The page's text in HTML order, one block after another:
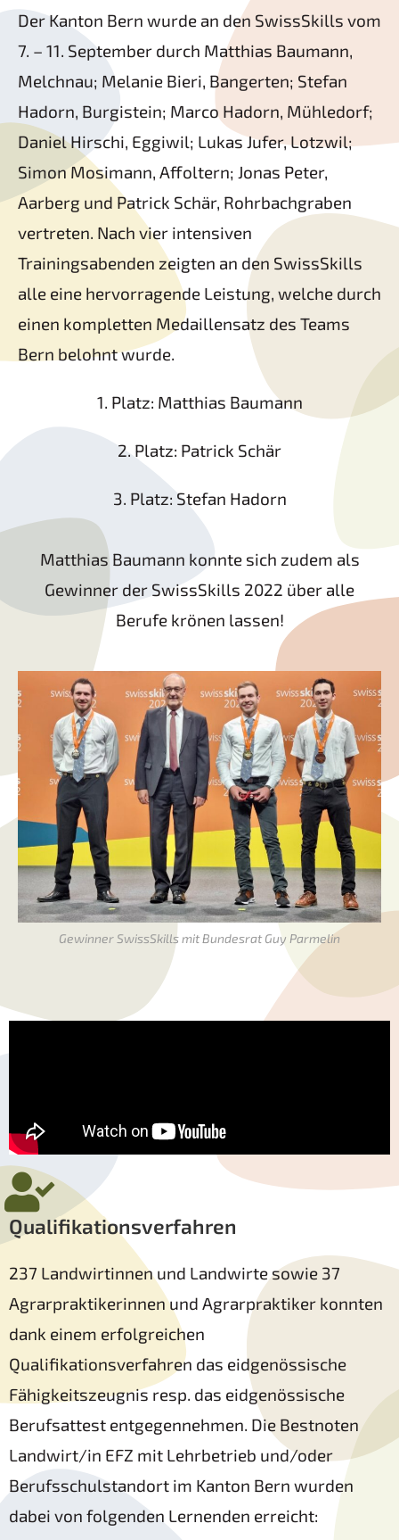
Der Kanton Bern wurde an den SwissSkills vom
7. – 11. September durch Matthias Baumann,
Melchnau; Melanie Bieri, Bangerten; Stefan
Hadorn, Burgistein; Marco Hadorn, Mühledorf;
Daniel Hirschi, Eggiwil; Lukas Jufer, Lotzwil;
Simon Mosimann, Affoltern; Jonas Peter,
Aarberg und Patrick Schär, Rohrbachgraben
vertreten. Nach vier intensiven
Trainingsabenden zeigten an den SwissSkills
alle eine hervorragende Leistung, welche durch
einen kompletten Medaillensatz des Teams
Bern belohnt wurde.
1. Platz: Matthias Baumann
2. Platz: Patrick Schär
3. Platz: Stefan Hadorn
Matthias Baumann konnte sich zudem als
Gewinner der SwissSkills 2022 über alle
Berufe krönen lassen!
Gewinner SwissSkills mit Bundesrat Guy Parmelin
Qualifikationsverfahren​
237 Landwirtinnen und Landwirte sowie 37
Agrarpraktikerinnen und Agrarpraktiker konnten
dank einem erfolgreichen
Qualifikationsverfahren das eidgenössische
Fähigkeitszeugnis resp. das eidgenössische
Berufsattest entgegennehmen. Die Bestnoten
Landwirt/in EFZ mit Lehrbetrieb und/oder
Berufsschulstandort im Kanton Bern wurden
dabei von folgenden Lernenden erreicht: